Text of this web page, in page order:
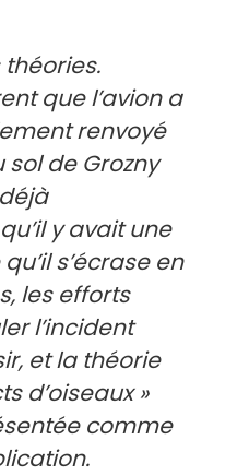
que l’avion a
renvoyé
de Grozny
y avait une
s’écrase en
les efforts
l’incident
et la théorie
d’oiseaux »
comme